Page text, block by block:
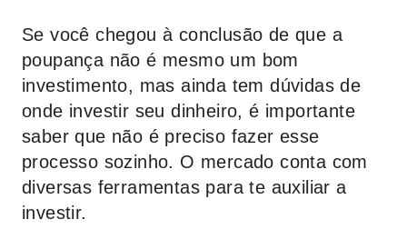
Se você chegou à conclusão de que a
poupança não é mesmo um bom
investimento, mas ainda tem dúvidas de
onde investir seu dinheiro, é importante
saber que não é preciso fazer esse
processo sozinho. O mercado conta com
diversas ferramentas para te auxiliar a
investir.